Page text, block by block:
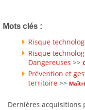
Mots clés :
Risque
Risque
Dangereuses >>
Prévention et
territoire >>
Dernières acquisitions